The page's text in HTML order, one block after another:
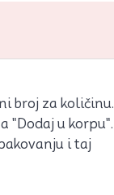
broj za količinu.
"Dodaj u korpu".
i taj